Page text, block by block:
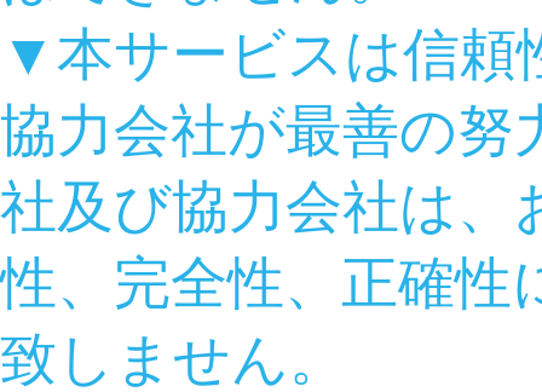
▼本サービスは信頼
協力会社が最善の努
社及び協力会社は、
性、完全性、正確性
致しません。